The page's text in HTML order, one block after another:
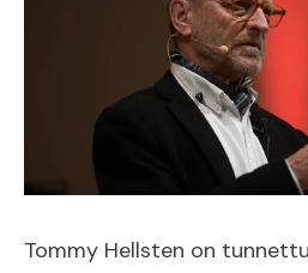
Tommy Hellsten on